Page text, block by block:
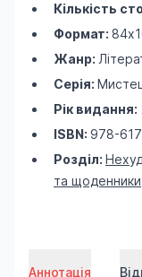
Кількість
Формат:
Жанр:
Серія:
Рік видання:
ISBN: 978-
Розділ:
та щоденники
Аннотація